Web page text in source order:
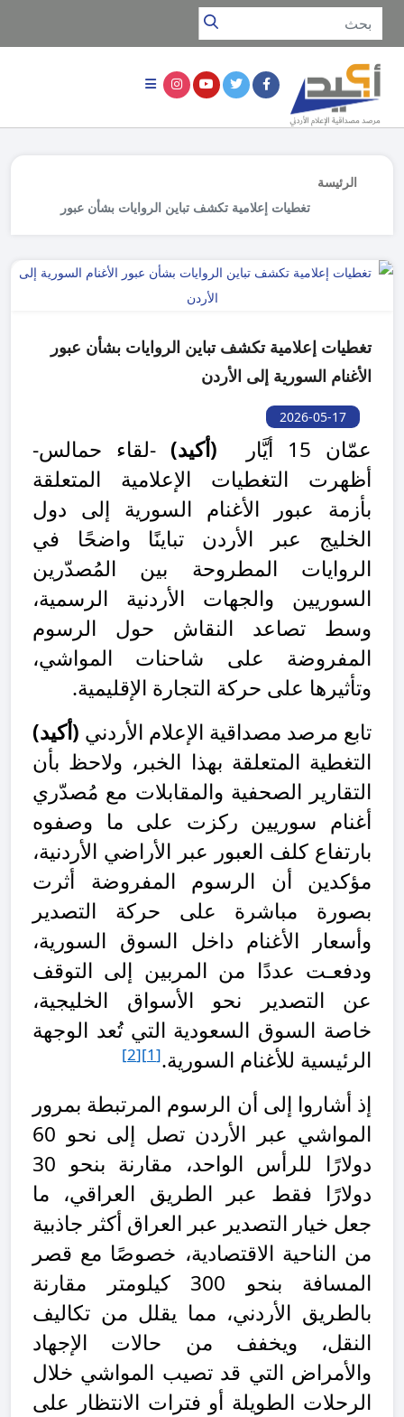
الرئيسة
تغطيات إعلامية تكشف تباين الروايات بشأن عبور
تغطيات إعلامية تكشف تباين الروايات بشأن عبور
الأغنام السورية إلى الأردن
2026-05-17
عمّان 15 أيَّار (أكيد) -لقاء حمالس-
أظهرت التغطيات الإعلامية المتعلقة
بأزمة عبور الأغنام السورية إلى دول
الخليج عبر الأردن تباينًا واضحًا في
الروايات المطروحة بين المُصدّرين
السوريين والجهات الأردنية الرسمية،
وسط تصاعد النقاش حول الرسوم
المفروضة على شاحنات المواشي،
وتأثيرها على حركة التجارة الإقليمية.
تابع مرصد مصداقية الإعلام الأردني (أكيد)
التغطية المتعلقة بهذا الخبر، ولاحظ بأن
التقارير الصحفية والمقابلات مع مُصدّري
أغنام سوريين ركزت على ما وصفوه
بارتفاع كلف العبور عبر الأراضي الأردنية،
مؤكدين أن الرسوم المفروضة أثرت
بصورة مباشرة على حركة التصدير
وأسعار الأغنام داخل السوق السورية،
ودفعـت عددًا من المربين إلى التوقف
عن التصدير نحو الأسواق الخليجية،
خاصة السوق السعودية التي تُعد الوجهة
الرئيسية للأغنام السورية.
[1]
[2]
إذ أشاروا إلى أن الرسوم المرتبطة بمرور
المواشي عبر الأردن تصل إلى نحو 60
دولارًا للرأس الواحد، مقارنة بنحو 30
دولارًا فقط عبر الطريق العراقي، ما
جعل خيار التصدير عبر العراق أكثر جاذبية
من الناحية الاقتصادية، خصوصًا مع قصر
المسافة بنحو 300 كيلومتر مقارنة
بالطريق الأردني، مما يقلل من تكاليف
النقل، ويخفف من حالات الإجهاد
والأمراض التي قد تصيب المواشي خلال
الرحلات الطويلة أو فترات الانتظار على